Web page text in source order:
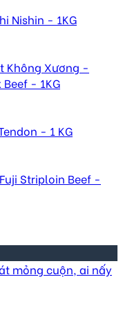
Nishin - 1KG
Không Xương -
- 1KG
- 1 KG
Striploin Beef -